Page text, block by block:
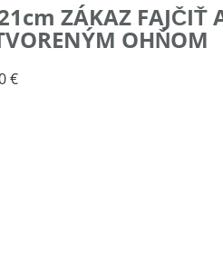
ZÁKAZ FAJČIŤ
OHŇOM
€